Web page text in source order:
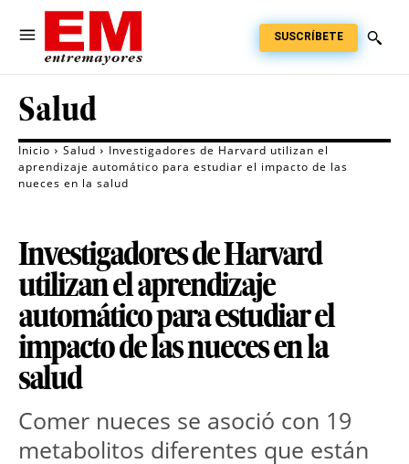
SUSCRÍBETE
Salud
Inicio Salud
Investigadores de Harvard utilizan el
aprendizaje automático para estudiar el impacto de las
nueces en la salud
Investigadores de Harvard
utilizan el aprendizaje
automático para estudiar el
impacto de las nueces en la
salud
Comer nueces se asoció con 19
metabolitos diferentes que están